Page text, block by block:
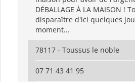
DÉBALLAGE À LA MAISON !
disparaître d'ici quelques
moment...
78117 - Toussus le noble
07 71 43 41 95